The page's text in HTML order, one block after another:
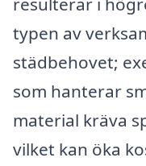
typen av
städbehovet;
som hanterar
material kräva
vilket kan öka